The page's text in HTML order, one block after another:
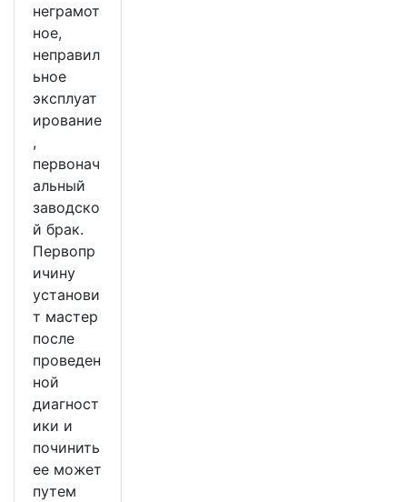
неграмот
ное,
неправил
ьное
эксплуат
ирование
,
первонач
альный
заводско
й брак.
Первопр
ичину
установи
т мастер
после
проведен
ной
диагност
ики и
починить
ее может
путем